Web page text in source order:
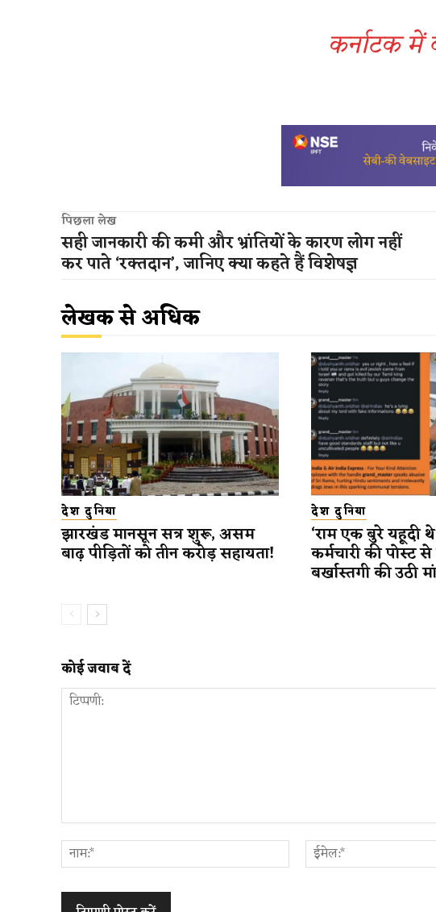
कर्नाटक
पिछला लेख
सही जानकारी की कमी और भ्रांतियों के कारण लोग नहीं
कर पाते ‘रक्तदान’, जानिए क्या कहते हैं विशेषज्ञ
लेखक से अधिक
देश दुनिया
झारखंड मानसून सत्र शुरू, असम
बाढ़ पीड़ितों को तीन करोड़ सहायता!
देश दुनिया
‘राम एक बुरे यहूदी
कर्मचारी की पोस्ट
बर्खास्तगी की उठी
कोई जवाब दें
नाम:*